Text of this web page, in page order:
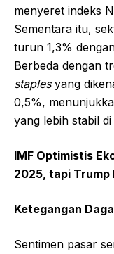
menyeret indeks
Sementara itu,
turun 1,3%
Berbeda dengan
staplesyang
0,5%,
yang lebih stabil
IMF Optimistis
2025, tapi Trump
Ketegangan
Sentimen pasar